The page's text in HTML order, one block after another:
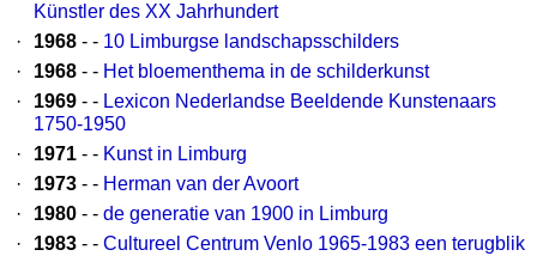
Künstler des XX Jahrhundert
·
1968 - - 10 Limburgse landschapsschilders
·
1968 - - Het bloementhema in de schilderkunst
·
1969 - - Lexicon Nederlandse Beeldende Kunstenaars
1750-1950
·
1971 - - Kunst in Limburg
·
1973 - - Herman van der Avoort
·
1980 - - de generatie van 1900 in Limburg
·
1983 - - Cultureel Centrum Venlo 1965-1983 een terugblik